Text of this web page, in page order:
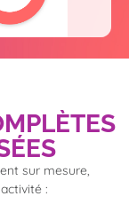
sur mesure,
: